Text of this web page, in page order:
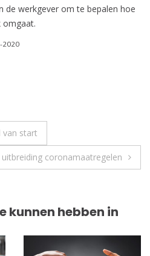
de werkgever om te bepalen hoe
omgaat.
2020
van start
uitbreiding coronamaatregelen
kunnen hebben in